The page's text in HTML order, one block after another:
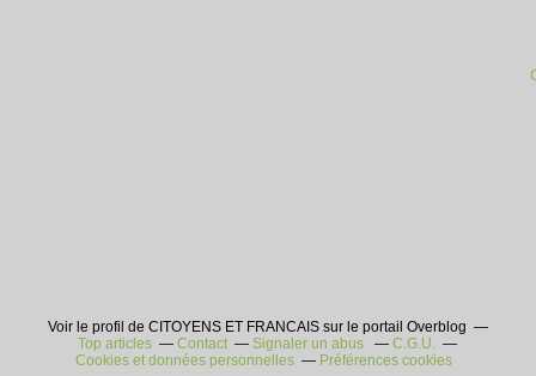
Voir le profil de CITOYENS ET FRANCAIS sur le portail Overblog
Top articles
Contact Signaler un abus
C.G.U.
Cookies et données personnelles
Préférences cookies